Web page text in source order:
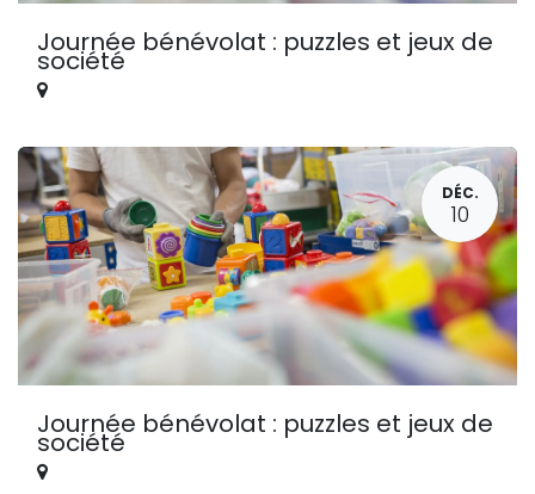
Journée bénévolat : puzzles et jeux de
société
DÉC.
10
Journée bénévolat : puzzles et jeux de
société